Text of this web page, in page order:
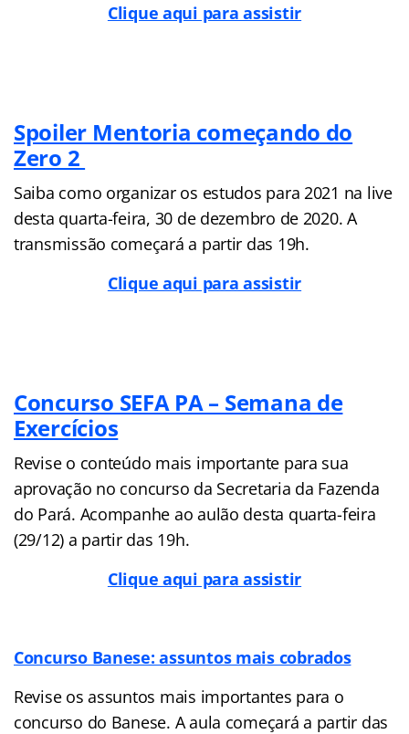
Clique aqui para assistir
Spoiler Mentoria começando do
Zero 2
Saiba como organizar os estudos para 2021 na live
desta quarta-feira, 30 de dezembro de 2020. A
transmissão começará a partir das 19h.
Clique aqui para assistir
Concurso SEFA PA – Semana de
Exercícios
Revise o conteúdo mais importante para sua
aprovação no concurso da Secretaria da Fazenda
do Pará. Acompanhe ao aulão desta quarta-feira
(29/12) a partir das 19h.
Clique aqui para assistir
Concurso Banese: assuntos mais cobrados
Revise os assuntos mais importantes para o
concurso do Banese. A aula começará a partir das